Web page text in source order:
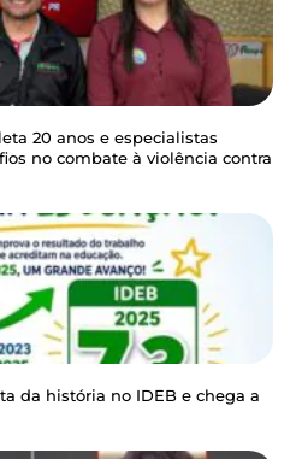
20 anos e especialistas
no combate à violência contra
da história no IDEB e chega a